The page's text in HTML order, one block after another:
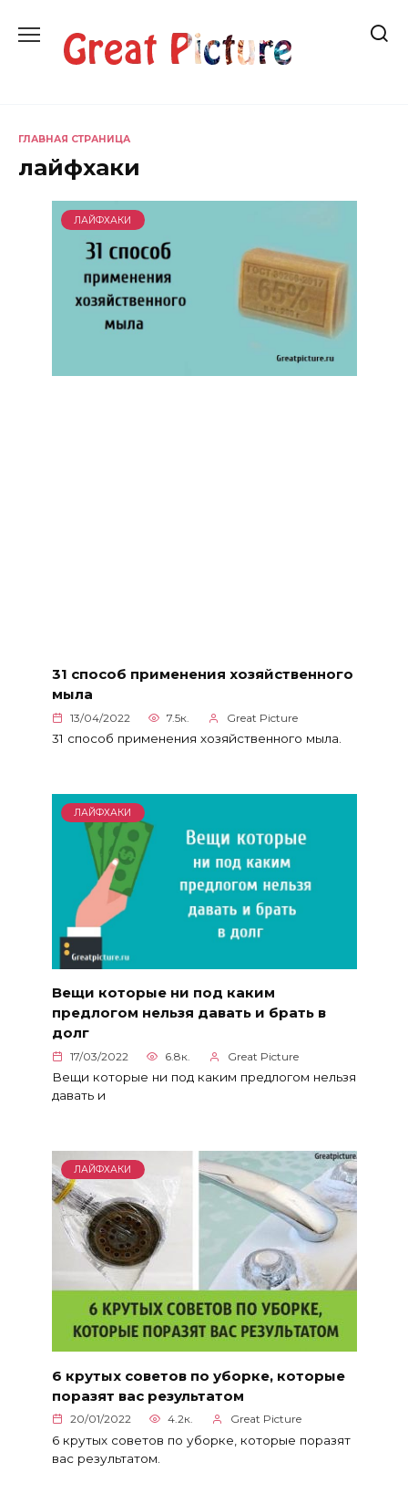
содержанию
ГЛАВНАЯ СТРАНИЦА
лайфхаки
ЛАЙФХАКИ
31 способ применения хозяйственного
мыла
13/04/2022 7.5к. Great Picture
31 способ применения хозяйственного мыла.
ЛАЙФХАКИ
Вещи которые ни под каким
предлогом нельзя давать и брать в
долг
17/03/2022 6.8к. Great Picture
Вещи которые ни под каким предлогом нельзя
давать и
ЛАЙФХАКИ
6 крутых советов по уборке, которые
поразят вас результатом
20/01/2022 4.2к. Great Picture
6 крутых советов по уборке, которые поразят
вас результатом.